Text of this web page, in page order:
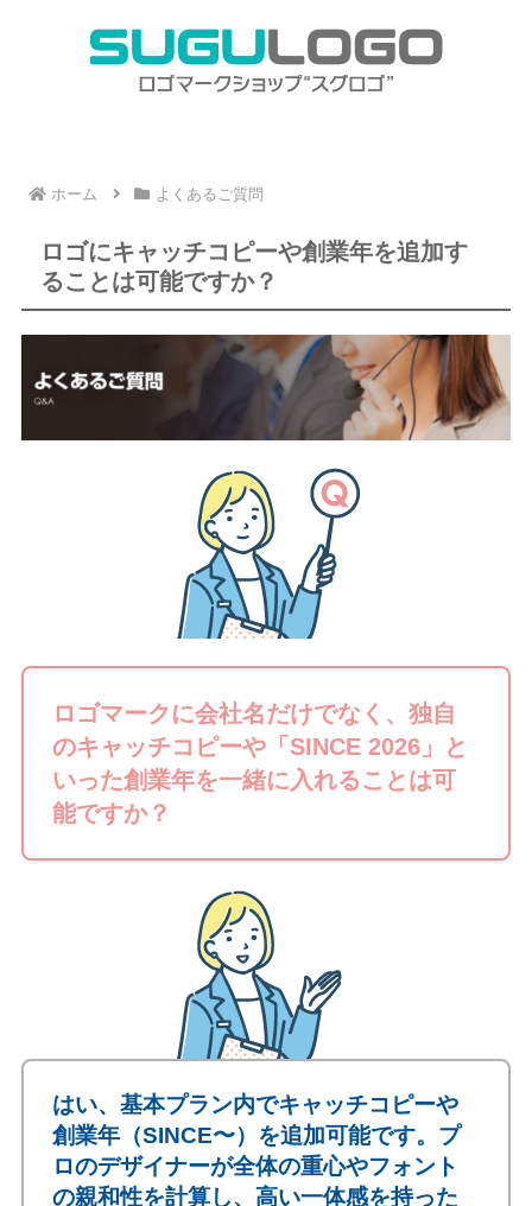
ホーム よくあるご質問
ロゴにキャッチコピーや創業年を追加す
ることは可能ですか？
ロゴマークに会社名だけでなく、独自
のキャッチコピーや「SINCE 2026」と
いった創業年を一緒に入れることは可
能ですか？
はい、基本プラン内でキャッチコピーや
創業年（SINCE〜）を追加可能です。プ
ロのデザイナーが全体の重心やフォント
の親和性を計算し、高い一体感を持った